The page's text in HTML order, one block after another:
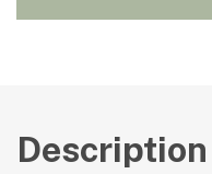
Description